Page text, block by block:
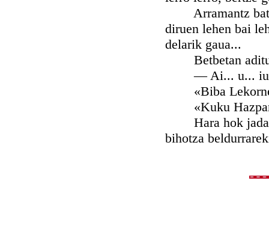
Arramantz bat
diruen lehen bai
delarik gaua...
Betbetan aditu
— Ai... u... iu...
«Biba
«Kuku
Hara hok
bihotza